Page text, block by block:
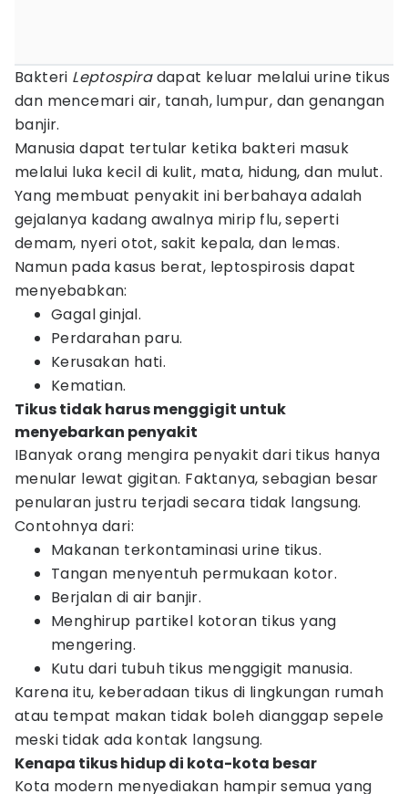
Bakteri Leptospiradapat keluar melalui urine tikus
dan mencemari air, tanah, lumpur, dan genangan
banjir.
Manusia dapat tertular ketika bakteri masuk
melalui luka kecil di kulit, mata, hidung, dan mulut.
Yang membuat penyakit ini berbahaya adalah
gejalanya kadang awalnya mirip flu, seperti
demam, nyeri otot, sakit kepala, dan lemas.
Namun pada kasus berat, leptospirosis dapat
menyebabkan:
Gagal ginjal.
Perdarahan paru.
Kerusakan hati.
Kematian.
Tikus tidak harus menggigit untuk
menyebarkan penyakit
IBanyak orang mengira penyakit dari tikus hanya
menular lewat gigitan. Faktanya, sebagian besar
penularan justru terjadi secara tidak langsung.
Contohnya dari:
Makanan terkontaminasi urine tikus.
Tangan menyentuh permukaan kotor.
Berjalan di air banjir.
Menghirup partikel kotoran tikus yang
mengering.
Kutu dari tubuh tikus menggigit manusia.
Karena itu, keberadaan tikus di lingkungan rumah
atau tempat makan tidak boleh dianggap sepele
meski tidak ada kontak langsung.
Kenapa tikus hidup di kota-kota besar
Kota modern menyediakan hampir semua yang